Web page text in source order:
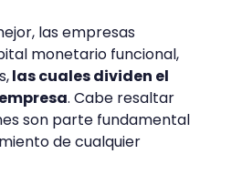
las empresas
monetario funcional,
las cuales dividen el
. Cabe resaltar
son parte fundamental
de cualquier